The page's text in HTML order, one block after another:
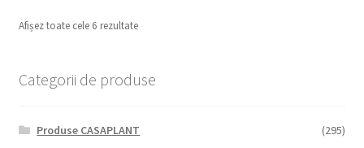
Afișez toate cele 6 rezultate
Categorii de produse
Produse CASAPLANT
(295)